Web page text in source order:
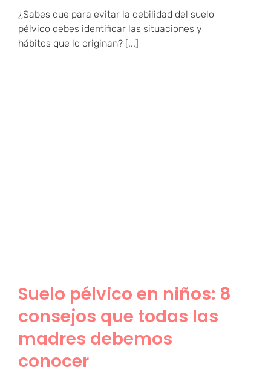
¿Sabes que para evitar la debilidad del suelo
pélvico debes identificar las situaciones y
hábitos que lo originan? [...]
Suelo pélvico en niños: 8
consejos que todas las
madres debemos
conocer